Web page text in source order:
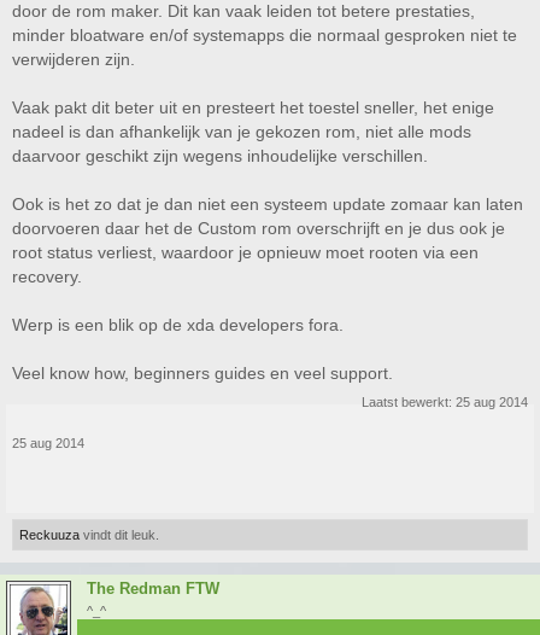
door de rom maker. Dit kan vaak leiden tot betere prestaties,
minder bloatware en/of systemapps die normaal gesproken niet te
verwijderen zijn.
Vaak pakt dit beter uit en presteert het toestel sneller, het enige
nadeel is dan afhankelijk van je gekozen rom, niet alle mods
daarvoor geschikt zijn wegens inhoudelijke verschillen.
Ook is het zo dat je dan niet een systeem update zomaar kan laten
doorvoeren daar het de Custom rom overschrijft en je dus ook je
root status verliest, waardoor je opnieuw moet rooten via een
recovery.
Werp is een blik op de xda developers fora.
Veel know how, beginners guides en veel support.
Laatst bewerkt: 25 aug 2014
25 aug 2014
Reckuuza vindt dit leuk.
The Redman FTW
^_^